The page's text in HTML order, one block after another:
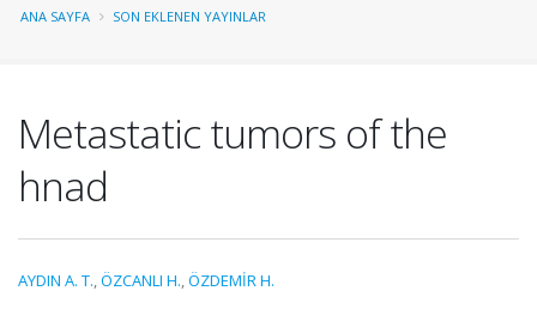
ANA SAYFA SON EKLENEN YAYINLAR
Metastatic tumors of the
hnad
AYDIN A. T.,ÖZCANLI H.,ÖZDEMİR H.